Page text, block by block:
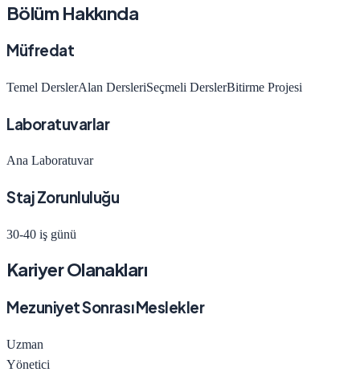
Bölüm Hakkında
Müfredat
Temel DerslerAlan DersleriSeçmeli DerslerBitirme Projesi
Laboratuvarlar
Ana Laboratuvar
Staj Zorunluluğu
30-40 iş günü
Kariyer Olanakları
Mezuniyet Sonrası Meslekler
Uzman
Yönetici